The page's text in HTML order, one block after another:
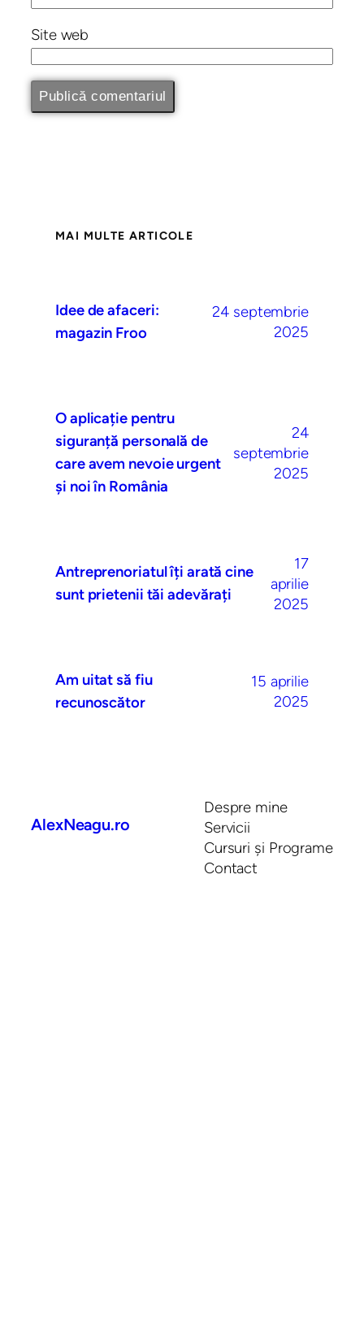
Site web
MAI MULTE ARTICOLE
Idee de afaceri:
magazin Froo
24 septembrie
2025
O aplicație pentru
siguranță personală de
care avem nevoie urgent
și noi în România
24
septembrie
2025
Antreprenoriatul îți arată cine
sunt prietenii tăi adevărați
17
aprilie
2025
Am uitat să fiu
recunoscător
15 aprilie
2025
AlexNeagu.ro
Despre mine
Servicii
Cursuri și Programe
Contact